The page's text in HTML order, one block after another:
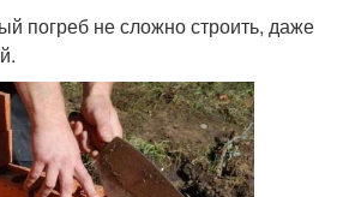
погреб не сложно строить, даже